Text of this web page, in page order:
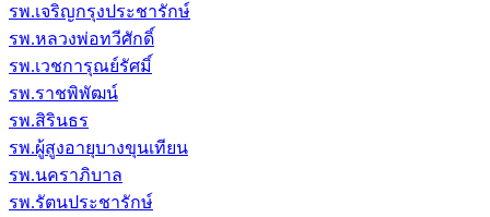
รพ.เจริญกรุงประชารักษ์
รพ.หลวงพ่อทวีศักดิ์
รพ.เวชการุณย์รัศมิ์
รพ.ราชพิพัฒน์
รพ.สิรินธร
รพ.ผู้สูงอายุบางขุนเทียน
รพ.นคราภิบาล
รพ.รัตนประชารักษ์